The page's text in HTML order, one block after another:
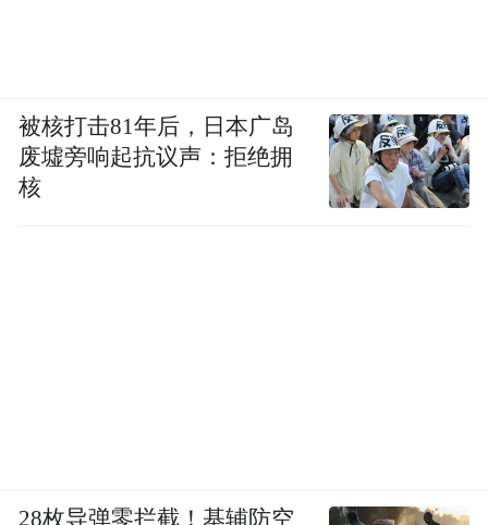
被核打击81年后，日本广岛
废墟旁响起抗议声：拒绝拥
核
28枚导弹零拦截！基辅防空